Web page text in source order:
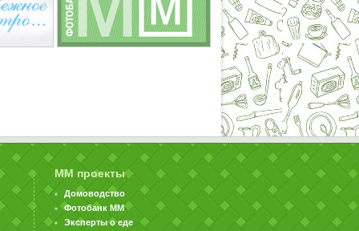
ММ проекты
Домоводство
Фотобанк ММ
Эксперты о еде